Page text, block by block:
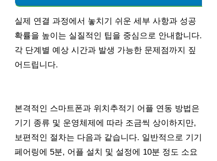
실제 연결 과정에서 놓치기 쉬운 세부 사항과 성공
확률을 높이는 실질적인 팁을 중심으로 안내합니다.
각 단계별 예상 시간과 발생 가능한 문제점까지 짚
어드립니다.
본격적인 스마트폰과 위치추적기 어플 연동 방법은
기기 종류 및 운영체제에 따라 조금씩 상이하지만,
보편적인 절차는 다음과 같습니다. 일반적으로 기기
페어링에 5분, 어플 설치 및 설정에 10분 정도 소요